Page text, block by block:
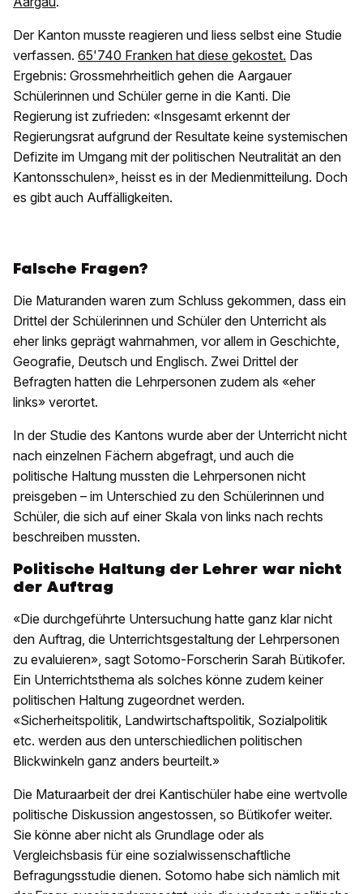
Der Kanton musste reagieren und liess selbst eine Studie
verfassen. 65'740 Franken hat diese gekostet. Das
Ergebnis: Grossmehrheitlich gehen die Aargauer
Schülerinnen und Schüler gerne in die Kanti. Die
Regierung ist zufrieden: «Insgesamt erkennt der
Regierungsrat aufgrund der Resultate keine systemischen
Defizite im Umgang mit der politischen Neutralität an den
Kantonsschulen», heisst es in der Medienmitteilung. Doch
es gibt auch Auffälligkeiten.
Falsche Fragen?
Die Maturanden waren zum Schluss gekommen, dass ein
Drittel der Schülerinnen und Schüler den Unterricht als
eher links geprägt wahrnahmen, vor allem in Geschichte,
Geografie, Deutsch und Englisch. Zwei Drittel der
Befragten hatten die Lehrpersonen zudem als «eher
links» verortet.
In der Studie des Kantons wurde aber der Unterricht nicht
nach einzelnen Fächern abgefragt, und auch die
politische Haltung mussten die Lehrpersonen nicht
preisgeben – im Unterschied zu den Schülerinnen und
Schüler, die sich auf einer Skala von links nach rechts
beschreiben mussten.
Politische Haltung der Lehrer war nicht
der Auftrag
«Die durchgeführte Untersuchung hatte ganz klar nicht
den Auftrag, die Unterrichtsgestaltung der Lehrpersonen
zu evaluieren», sagt Sotomo-Forscherin Sarah Bütikofer.
Ein Unterrichtsthema als solches könne zudem keiner
politischen Haltung zugeordnet werden.
«Sicherheitspolitik, Landwirtschaftspolitik, Sozialpolitik
etc. werden aus den unterschiedlichen politischen
Blickwinkeln ganz anders beurteilt.»
Die Maturaarbeit der drei Kantischüler habe eine wertvolle
politische Diskussion angestossen, so Bütikofer weiter.
Sie könne aber nicht als Grundlage oder als
Vergleichsbasis für eine sozialwissenschaftliche
Befragungsstudie dienen. Sotomo habe sich nämlich mit